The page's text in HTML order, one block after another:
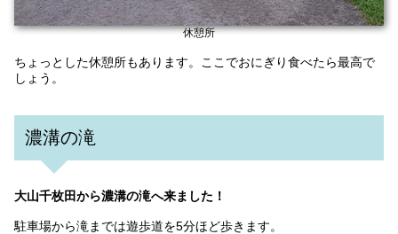
休憩所
ちょっとした休憩所もあります。ここでおにぎり食べたら最高で
しょう。
濃溝の滝
大山千枚田から濃溝の滝へ来ました！
駐車場から滝までは遊歩道を5分ほど歩きます。